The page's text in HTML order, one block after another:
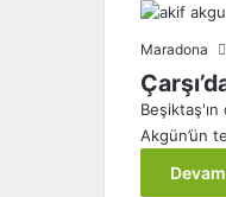
Maradona
Akgün’ün